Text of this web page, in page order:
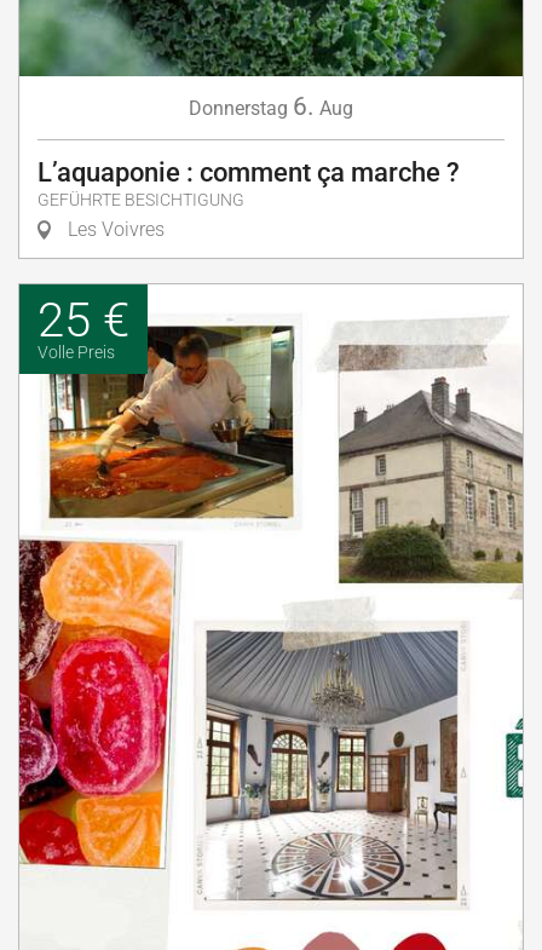
Donnerstag 6. Aug
L’aquaponie : comment ça marche ?
GEFÜHRTE BESICHTIGUNG
Les Voivres
25 €
Volle Preis